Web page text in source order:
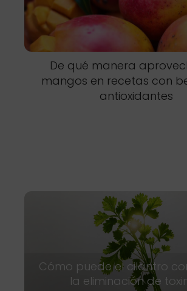
De qué manera
mangos en recetas con
antioxidantes
Cómo puede el cilantro
la eliminación de